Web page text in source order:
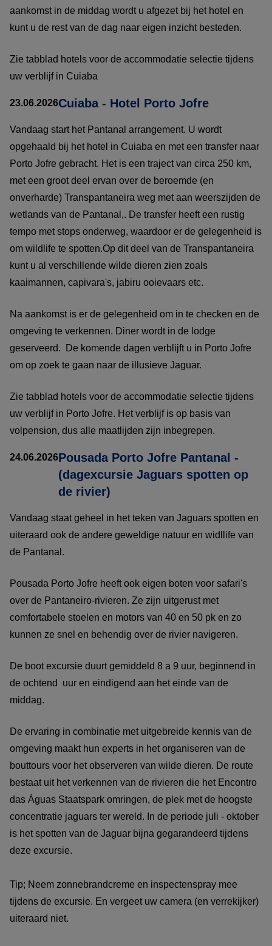
aankomst in de middag wordt u afgezet bij het hotel en
kunt u de rest van de dag naar eigen inzicht besteden.
Zie tabblad hotels voor de accommodatie selectie tijdens
uw verblijf in Cuiaba
23.06.2026Cuiaba - Hotel Porto Jofre
Vandaag start het Pantanal arrangement. U wordt
opgehaald bij het hotel in Cuiaba en met een transfer naar
Porto Jofre gebracht. Het is een traject van circa 250 km,
met een groot deel ervan over de beroemde (en
onverharde) Transpantaneira weg met aan weerszijden de
wetlands van de Pantanal,. De transfer heeft een rustig
tempo met stops onderweg, waardoor er de gelegenheid is
om wildlife te spotten.Op dit deel van de Transpantaneira
kunt u al verschillende wilde dieren zien zoals
kaaimannen, capivara's, jabiru ooievaars etc.
Na aankomst is er de gelegenheid om in te checken en de
omgeving te verkennen. Diner wordt in de lodge
geserveerd. De komende dagen verblijft u in Porto Jofre
om op zoek te gaan naar de illusieve Jaguar.
Zie tabblad hotels voor de accommodatie selectie tijdens
uw verblijf in Porto Jofre. Het verblijf is op basis van
volpension, dus alle maatlijden zijn inbegrepen.
24.06.2026Pousada Porto Jofre Pantanal -
(dagexcursie Jaguars spotten op
de rivier)
Vandaag staat geheel in het teken van Jaguars spotten en
uiteraard ook de andere geweldige natuur en widllife van
de Pantanal.
Pousada Porto Jofre heeft ook eigen boten voor safari's
over de Pantaneiro-rivieren. Ze zijn uitgerust met
comfortabele stoelen en motors van 40 en 50 pk en zo
kunnen ze snel en behendig over de rivier navigeren.
De boot excursie duurt gemiddeld 8 a 9 uur, beginnend in
de ochtend uur en eindigend aan het einde van de
middag.
De ervaring in combinatie met uitgebreide kennis van de
omgeving maakt hun experts in het organiseren van de
bouttours voor het observeren van wilde dieren. De route
bestaat uit het verkennen van de rivieren die het Encontro
das Águas Staatspark omringen, de plek met de hoogste
concentratie jaguars ter wereld. In de periode juli - oktober
is het spotten van de Jaguar bijna gegarandeerd tijdens
deze excursie.
Tip; Neem zonnebrandcreme en inspectenspray mee
tijdens de excursie. En vergeet uw camera (en verrekijker)
uiteraard niet.